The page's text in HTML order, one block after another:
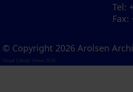
Tel:
Fax:
© Copyright 2026 Arolsen
Visual Library Server 2026